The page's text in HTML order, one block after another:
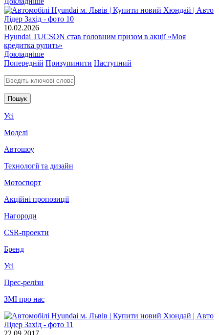
10.02.2026
Hyundai TUCSON став головним призом в акції «Моя
кредитка рулить»
Докладніше
Попередній Призупинити Наступний
Введіть ключові слова для пошуку
Усі
Моделі
Автошоу
Технології та дизайн
Мотоспорт
Акційні пропозиції
Нагороди
CSR-проекти
Бренд
Усі
Прес-релізи
ЗМІ про нас
22.09.2017